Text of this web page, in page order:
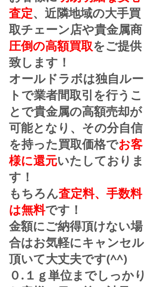
査定、近隣地域の大手買
取チェーン店や貴金属商
圧倒の高額買取をご提供
致します！
オールドラボは独自ルー
トで業者間取引を行うこ
とで貴金属の高額売却が
可能となり、その分自信
を持った買取価格でお客
様に還元いたしておりま
す！
もちろん査定料、手数料
は無料です！
金額にご納得頂けない場
合はお気軽にキャンセル
頂いて大丈夫です(^^)
０.１ｇ単位までしっかり